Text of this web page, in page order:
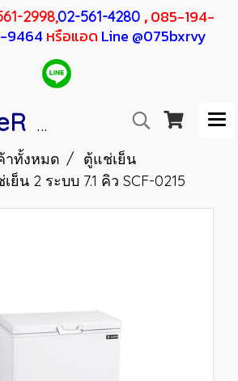
2998,02-561-4280 ,085-194-
9464หรือแอด Line @075bxrvy
SANDEN F RESHER
าทั้งหมด
ตู้แช่เย็น
น 2 ระบบ 7.1 คิว SCF-0215